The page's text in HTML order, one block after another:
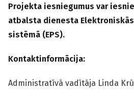
Projekta iesniegumus var
atbalsta dienesta
sistēmā (EPS).
Kontaktinformācija:
Administratīvā vadītāja Linda